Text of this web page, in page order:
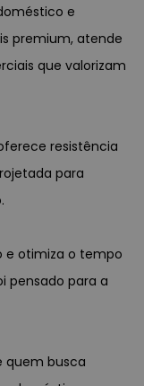
e
premium, atende
que valorizam
resistência
para
e otimiza o tempo
pensado para a
quem busca